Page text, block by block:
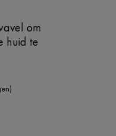
om
huid te